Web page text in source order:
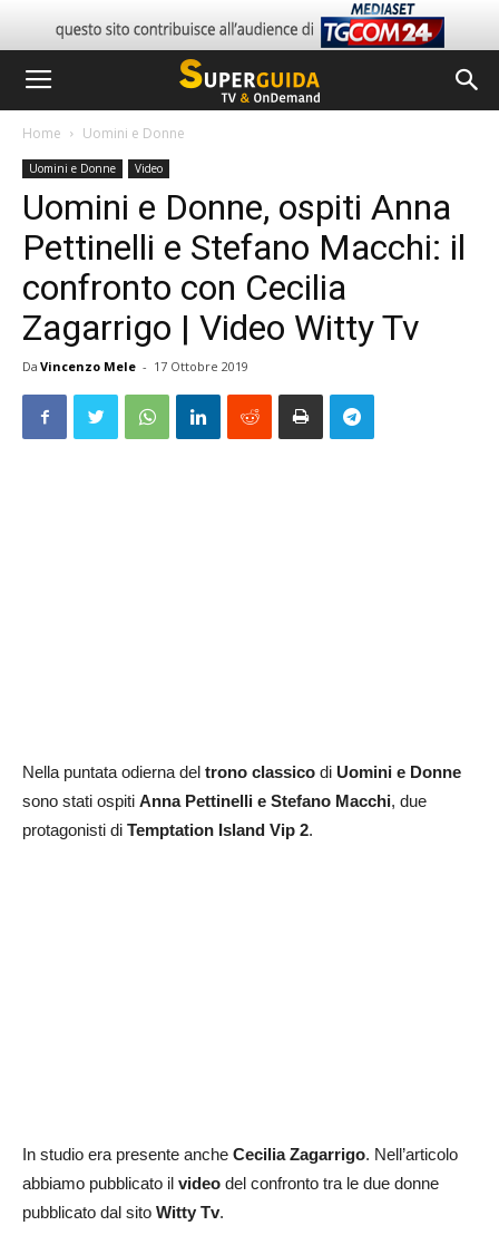
Home Uomini e Donne
Uomini e Donne Video
Uomini e Donne, ospiti Anna
Pettinelli e Stefano Macchi: il
confronto con Cecilia
Zagarrigo | Video Witty Tv
Da Vincenzo Mele - 17 Ottobre 2019
Nella puntata odierna del trono classico di Uomini e Donne
sono stati ospiti Anna Pettinelli e Stefano Macchi, due
protagonisti di Temptation Island Vip 2.
In studio era presente anche Cecilia Zagarrigo. Nell’articolo
abbiamo pubblicato il video del confronto tra le due donne
pubblicato dal sito Witty Tv.